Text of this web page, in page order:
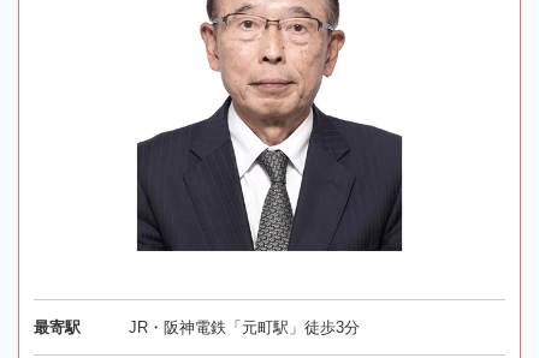
最寄駅 JR・阪神電鉄「元町駅」徒歩3分